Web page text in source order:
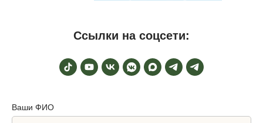
Ссылки на соцсети:
Ваши ФИО